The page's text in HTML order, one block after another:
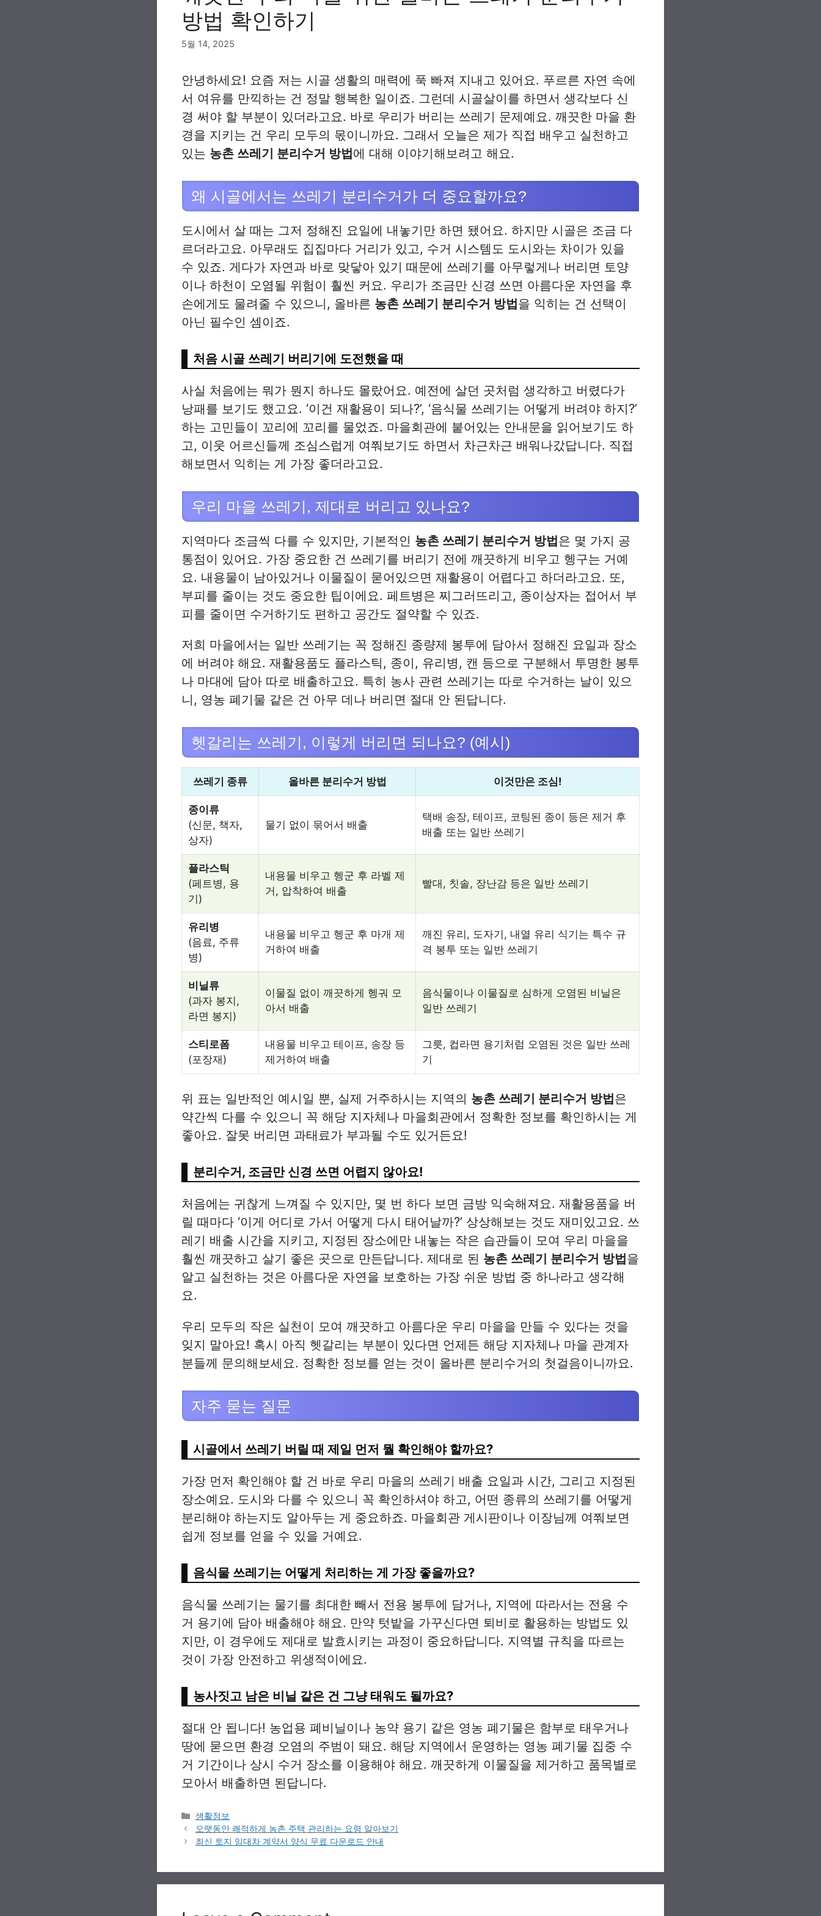
방법 확인하기
5월 14, 2025
안녕하세요! 요즘 저는 시골 생활의 매력에 푹 빠져 지내고 있어요. 푸르른 자연 속에
서 여유를 만끽하는 건 정말 행복한 일이죠. 그런데 시골살이를 하면서 생각보다 신
경 써야 할 부분이 있더라고요. 바로 우리가 버리는 쓰레기 문제예요. 깨끗한 마을 환
경을 지키는 건 우리 모두의 몫이니까요. 그래서 오늘은 제가 직접 배우고 실천하고
있는 농촌 쓰레기 분리수거 방법에 대해 이야기해보려고 해요.
왜 시골에서는 쓰레기 분리수거가 더 중요할까요?
도시에서 살 때는 그저 정해진 요일에 내놓기만 하면 됐어요. 하지만 시골은 조금 다
르더라고요. 아무래도 집집마다 거리가 있고, 수거 시스템도 도시와는 차이가 있을
수 있죠. 게다가 자연과 바로 맞닿아 있기 때문에 쓰레기를 아무렇게나 버리면 토양
이나 하천이 오염될 위험이 훨씬 커요. 우리가 조금만 신경 쓰면 아름다운 자연을 후
손에게도 물려줄 수 있으니, 올바른 농촌 쓰레기 분리수거 방법을 익히는 건 선택이
아닌 필수인 셈이죠.
처음 시골 쓰레기 버리기에 도전했을 때
사실 처음에는 뭐가 뭔지 하나도 몰랐어요. 예전에 살던 곳처럼 생각하고 버렸다가
낭패를 보기도 했고요. ‘이건 재활용이 되나?’, ‘음식물 쓰레기는 어떻게 버려야 하지?’
하는 고민들이 꼬리에 꼬리를 물었죠. 마을회관에 붙어있는 안내문을 읽어보기도 하
고, 이웃 어르신들께 조심스럽게 여쭤보기도 하면서 차근차근 배워나갔답니다. 직접
해보면서 익히는 게 가장 좋더라고요.
우리 마을 쓰레기, 제대로 버리고 있나요?
지역마다 조금씩 다를 수 있지만, 기본적인 농촌 쓰레기 분리수거 방법은 몇 가지 공
통점이 있어요. 가장 중요한 건 쓰레기를 버리기 전에 깨끗하게 비우고 헹구는 거예
요. 내용물이 남아있거나 이물질이 묻어있으면 재활용이 어렵다고 하더라고요. 또,
부피를 줄이는 것도 중요한 팁이에요. 페트병은 찌그러뜨리고, 종이상자는 접어서 부
피를 줄이면 수거하기도 편하고 공간도 절약할 수 있죠.
저희 마을에서는 일반 쓰레기는 꼭 정해진 종량제 봉투에 담아서 정해진 요일과 장소
에 버려야 해요. 재활용품도 플라스틱, 종이, 유리병, 캔 등으로 구분해서 투명한 봉투
나 마대에 담아 따로 배출하고요. 특히 농사 관련 쓰레기는 따로 수거하는 날이 있으
니, 영농 폐기물 같은 건 아무 데나 버리면 절대 안 된답니다.
헷갈리는 쓰레기, 이렇게 버리면 되나요? (예시)
쓰레기 종류 올바른 분리수거 방법 이것만은 조심!
종이류
(신문, 책자,
상자)
물기 없이 묶어서 배출
택배 송장, 테이프, 코팅된 종이 등은 제거 후
배출 또는 일반 쓰레기
플라스틱
(페트병, 용
기)
내용물 비우고 헹군 후 라벨 제
거, 압착하여 배출
빨대, 칫솔, 장난감 등은 일반 쓰레기
유리병
(음료, 주류
병)
내용물 비우고 헹군 후 마개 제
거하여 배출
깨진 유리, 도자기, 내열 유리 식기는 특수 규
격 봉투 또는 일반 쓰레기
비닐류
(과자 봉지,
라면 봉지)
이물질 없이 깨끗하게 헹궈 모
아서 배출
음식물이나 이물질로 심하게 오염된 비닐은
일반 쓰레기
스티로폼
(포장재)
내용물 비우고 테이프, 송장 등
제거하여 배출
그릇, 컵라면 용기처럼 오염된 것은 일반 쓰레
기
위 표는 일반적인 예시일 뿐, 실제 거주하시는 지역의 농촌 쓰레기 분리수거 방법은
약간씩 다를 수 있으니 꼭 해당 지자체나 마을회관에서 정확한 정보를 확인하시는 게
좋아요. 잘못 버리면 과태료가 부과될 수도 있거든요!
분리수거, 조금만 신경 쓰면 어렵지 않아요!
처음에는 귀찮게 느껴질 수 있지만, 몇 번 하다 보면 금방 익숙해져요. 재활용품을 버
릴 때마다 ‘이게 어디로 가서 어떻게 다시 태어날까?’ 상상해보는 것도 재미있고요. 쓰
레기 배출 시간을 지키고, 지정된 장소에만 내놓는 작은 습관들이 모여 우리 마을을
훨씬 깨끗하고 살기 좋은 곳으로 만든답니다. 제대로 된 농촌 쓰레기 분리수거 방법을
알고 실천하는 것은 아름다운 자연을 보호하는 가장 쉬운 방법 중 하나라고 생각해
요.
우리 모두의 작은 실천이 모여 깨끗하고 아름다운 우리 마을을 만들 수 있다는 것을
잊지 말아요! 혹시 아직 헷갈리는 부분이 있다면 언제든 해당 지자체나 마을 관계자
분들께 문의해보세요. 정확한 정보를 얻는 것이 올바른 분리수거의 첫걸음이니까요.
자주 묻는 질문
시골에서 쓰레기 버릴 때 제일 먼저 뭘 확인해야 할까요?
가장 먼저 확인해야 할 건 바로 우리 마을의 쓰레기 배출 요일과 시간, 그리고 지정된
장소예요. 도시와 다를 수 있으니 꼭 확인하셔야 하고, 어떤 종류의 쓰레기를 어떻게
분리해야 하는지도 알아두는 게 중요하죠. 마을회관 게시판이나 이장님께 여쭤보면
쉽게 정보를 얻을 수 있을 거예요.
음식물 쓰레기는 어떻게 처리하는 게 가장 좋을까요?
음식물 쓰레기는 물기를 최대한 빼서 전용 봉투에 담거나, 지역에 따라서는 전용 수
거 용기에 담아 배출해야 해요. 만약 텃밭을 가꾸신다면 퇴비로 활용하는 방법도 있
지만, 이 경우에도 제대로 발효시키는 과정이 중요하답니다. 지역별 규칙을 따르는
것이 가장 안전하고 위생적이에요.
농사짓고 남은 비닐 같은 건 그냥 태워도 될까요?
절대 안 됩니다! 농업용 폐비닐이나 농약 용기 같은 영농 폐기물은 함부로 태우거나
땅에 묻으면 환경 오염의 주범이 돼요. 해당 지역에서 운영하는 영농 폐기물 집중 수
거 기간이나 상시 수거 장소를 이용해야 해요. 깨끗하게 이물질을 제거하고 품목별로
모아서 배출하면 된답니다.
Categories
생활정보
오랫동안 쾌적하게 농촌 주택 관리하는 요령 알아보기
최신 토지 임대차 계약서 양식 무료 다운로드 안내